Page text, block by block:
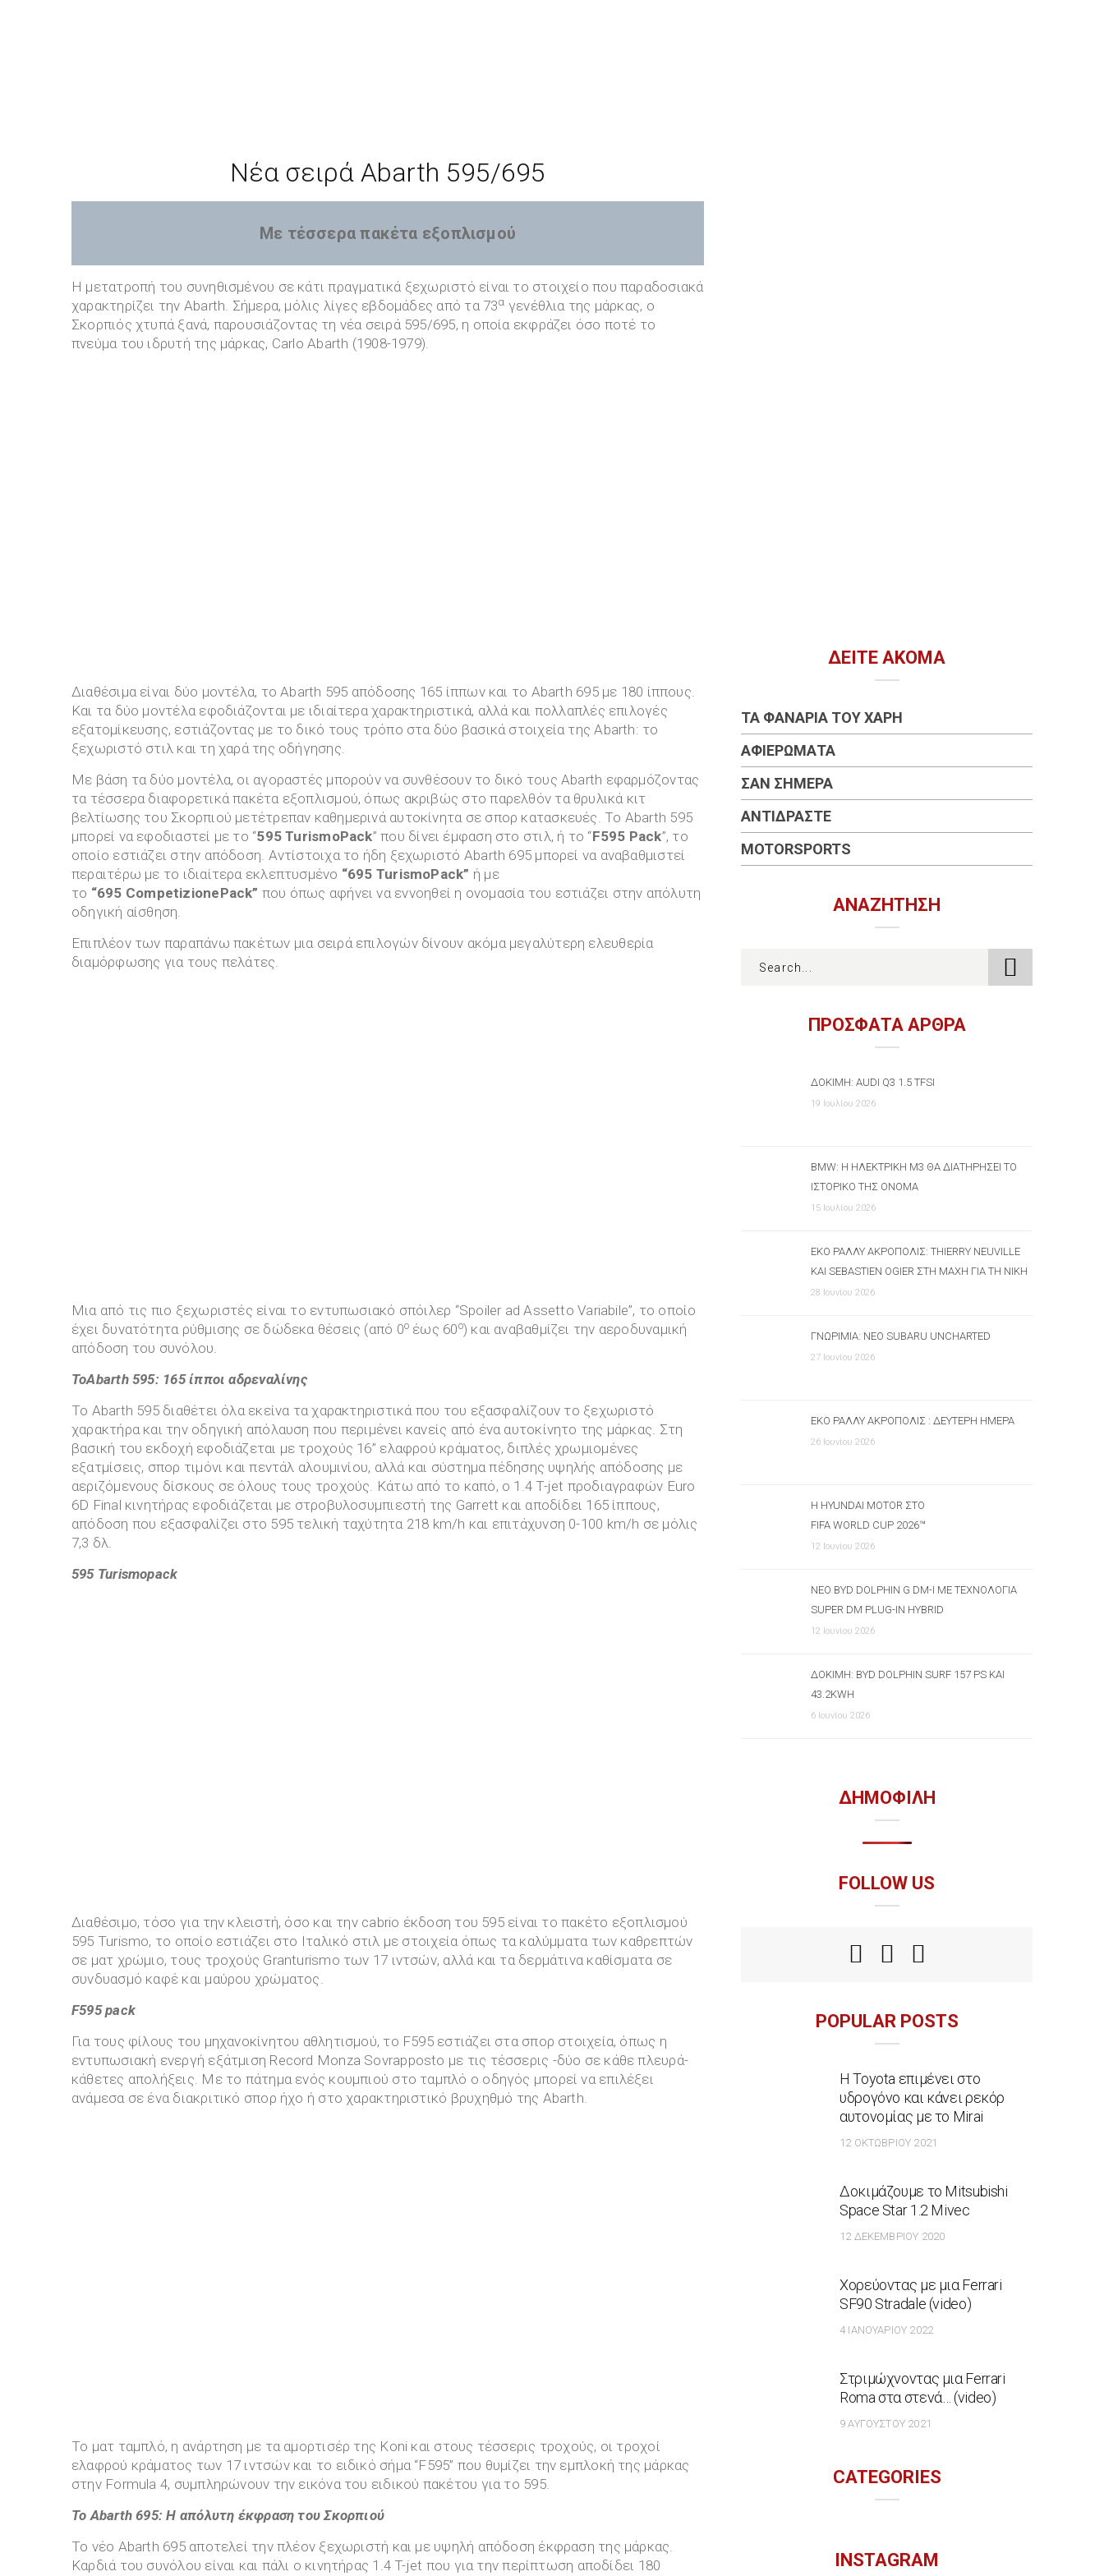
Νέα σειρά Abarth 595/695
Με τέσσερα πακέτα εξοπλισμού
Η μετατροπή του συνηθισμένου σε κάτι πραγματικά ξεχωριστό είναι το στοιχείο που παραδοσιακά
χαρακτηρίζει την Abarth. Σήμερα, μόλις λίγες εβδομάδες από τα 73α γενέθλια της μάρκας, ο
Σκορπιός χτυπά ξανά, παρουσιάζοντας τη νέα σειρά 595/695, η οποία εκφράζει όσο ποτέ το
πνεύμα του ιδρυτή της μάρκας, Carlo Abarth (1908-1979).
Διαθέσιμα είναι δύο μοντέλα, το Abarth 595 απόδοσης 165 ίππων και το Abarth 695 με 180 ίππους.
Και τα δύο μοντέλα εφοδιάζονται με ιδιαίτερα χαρακτηριστικά, αλλά και πολλαπλές επιλογές
εξατομίκευσης, εστιάζοντας με το δικό τους τρόπο στα δύο βασικά στοιχεία της Abarth: το
ξεχωριστό στιλ και τη χαρά της οδήγησης.
Με βάση τα δύο μοντέλα, οι αγοραστές μπορούν να συνθέσουν το δικό τους Abarth εφαρμόζοντας
τα τέσσερα διαφορετικά πακέτα εξοπλισμού, όπως ακριβώς στο παρελθόν τα θρυλικά κιτ
βελτίωσης του Σκορπιού μετέτρεπαν καθημερινά αυτοκίνητα σε σπορ κατασκευές. Το Abarth 595
μπορεί να εφοδιαστεί με το “595TurismoPack” που δίνει έμφαση στο στιλ, ή το “F595 Pack”, το
οποίο εστιάζει στην απόδοση. Αντίστοιχα το ήδη ξεχωριστό Abarth 695 μπορεί να αναβαθμιστεί
περαιτέρω με το ιδιαίτερα εκλεπτυσμένο “695 TurismoPack” ή με
το “695 CompetizionePack” που όπως αφήνει να εννοηθεί η ονομασία του εστιάζει στην απόλυτη
οδηγική αίσθηση.
Επιπλέον των παραπάνω πακέτων μια σειρά επιλογών δίνουν ακόμα μεγαλύτερη ελευθερία
διαμόρφωσης για τους πελάτες.
Μια από τις πιο ξεχωριστές είναι το εντυπωσιακό σπόιλερ “Spoiler ad Assetto Variabile”, το οποίο
έχει δυνατότητα ρύθμισης σε δώδεκα θέσεις (από 0ο έως 60ο) και αναβαθμίζει την αεροδυναμική
απόδοση του συνόλου.
ToAbarth595: 165 ίπποι αδρεναλίνης
Το Abarth 595 διαθέτει όλα εκείνα τα χαρακτηριστικά που του εξασφαλίζουν το ξεχωριστό
χαρακτήρα και την οδηγική απόλαυση που περιμένει κανείς από ένα αυτοκίνητο της μάρκας. Στη
βασική του εκδοχή εφοδιάζεται με τροχούς 16’’ ελαφρού κράματος, διπλές χρωμιομένες
εξατμίσεις, σπορ τιμόνι και πεντάλ αλουμινίου, αλλά και σύστημα πέδησης υψηλής απόδοσης με
αεριζόμενους δίσκους σε όλους τους τροχούς. Κάτω από το καπό, ο 1.4 T-jet προδιαγραφών Euro
6D Final κινητήρας εφοδιάζεται με στροβυλοσυμπιεστή της Garrett και αποδίδει 165 ίππους,
απόδοση που εξασφαλίζει στο 595 τελική ταχύτητα 218 km/h και επιτάχυνση 0-100 km/h σε μόλις
7,3 δλ.
595 Turismopack
Διαθέσιμο, τόσο για την κλειστή, όσο και την cabrio έκδοση του 595 είναι το πακέτο εξοπλισμού
595 Turismo, το οποίο εστιάζει στο Ιταλικό στιλ με στοιχεία όπως τα καλύμματα των καθρεπτών
σε ματ χρώμιο, τους τροχούς Granturismo των 17 ιντσών, αλλά και τα δερμάτινα καθίσματα σε
συνδυασμό καφέ και μαύρου χρώματος.
F595pack
Για τους φίλους του μηχανοκίνητου αθλητισμού, το F595 εστιάζει στα σπορ στοιχεία, όπως η
εντυπωσιακή ενεργή εξάτμιση Record Monza Sovrapposto με τις τέσσερις -δύο σε κάθε πλευρά-
κάθετες απολήξεις. Με το πάτημα ενός κουμπιού στο ταμπλό ο οδηγός μπορεί να επιλέξει
ανάμεσα σε ένα διακριτικό σπορ ήχο ή στο χαρακτηριστικό βρυχηθμό της Abarth.
Το ματ ταμπλό, η ανάρτηση με τα αμορτισέρ της Koni και στους τέσσερις τροχούς, οι τροχοί
ελαφρού κράματος των 17 ιντσών και το ειδικό σήμα “F595” που θυμίζει την εμπλοκή της μάρκας
στην Formula 4, συμπληρώνουν την εικόνα του ειδικού πακέτου για το 595.
Το Abarth 695: Η απόλυτη έκφραση του Σκορπιού
Το νέο Abarth 695 αποτελεί την πλέον ξεχωριστή και με υψηλή απόδοση έκφραση της μάρκας.
Καρδιά του συνόλου είναι και πάλι ο κινητήρας 1.4 T-jet που για την περίπτωση αποδίδει 180
ΔΕΊΤΕ ΑΚΌΜΑ
ΤΑ ΦΑΝΆΡΙΑ ΤΟΥ ΧΆΡΗ
ΑΦΙΕΡΏΜΑΤΑ
ΣΑΝ ΣΉΜΕΡΑ
ΑΝΤΙΔΡΆΣΤΕ
MOTORSPORTS
ΑΝΑΖΉΤΗΣΗ
ΠΡΟΣΦΑΤΑ ΑΡΘΡΑ
ΔΟΚΙΜΉ: AUDI Q3 1.5 TFSI
19 Ιουλίου 2026
BMW: Η ΗΛΕΚΤΡΙΚΉ M3 ΘΑ ΔΙΑΤΗΡΉΣΕΙ ΤΟ
ΙΣΤΟΡΙΚΌ ΤΗΣ ΌΝΟΜΑ
15 Ιουλίου 2026
ΕΚΟ ΡΆΛΛΥ ΑΚΡΌΠΟΛΙΣ: THIERRY NEUVILLE
ΚΑΙ SEBASTIEN OGIER ΣΤΗ ΜΆΧΗ ΓΙΑ ΤΗ ΝΊΚΗ
28 Ιουνίου 2026
ΓΝΩΡΙΜΊΑ: ΝΈΟ SUBARU UNCHARTED
27 Ιουνίου 2026
ΕΚΟ ΡΆΛΛΥ ΑΚΡΌΠΟΛΙΣ : ΔΕΎΤΕΡΗ ΗΜΈΡΑ
26 Ιουνίου 2026
Η HYUNDAI MOTOR ΣΤΟ
FIFA WORLD CUP 2026™
12 Ιουνίου 2026
ΝΈΟ BYD DOLPHIN G DM-I ΜΕ ΤΕΧΝΟΛΟΓΊΑ
SUPER DM PLUG-IN HYBRID
12 Ιουνίου 2026
ΔΟΚΙΜΉ: BYD DOLPHIN SURF 157 PS ΚΑΙ
43.2KWH
6 Ιουνίου 2026
ΔΗΜΟΦΙΛΗ
FOLLOW US
POPULAR POSTS
Η Toyota επιμένει στο
υδρογόνο και κάνει ρεκόρ
αυτονομίας με το Mirai
12 ΟΚΤΩΒΡΊΟΥ 2021
Δοκιμάζουμε το Mitsubishi
Space Star 1.2 Mivec
12 ΔΕΚΕΜΒΡΊΟΥ 2020
Χορεύοντας με μια Ferrari
SF90 Stradale (video)
4 ΙΑΝΟΥΑΡΊΟΥ 2022
Στριμώχνοντας μια Ferrari
Roma στα στενά… (video)
9 ΑΥΓΟΎΣΤΟΥ 2021
CATEGORIES
INSTAGRAM